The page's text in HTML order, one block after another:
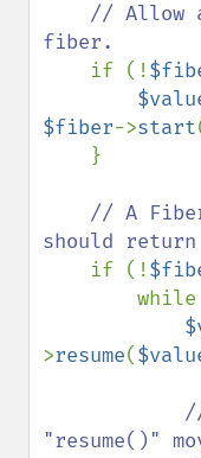
// Allow
fiber.
if (!
$fiber->start
// A
should
if (!
>resume(
"resume()"